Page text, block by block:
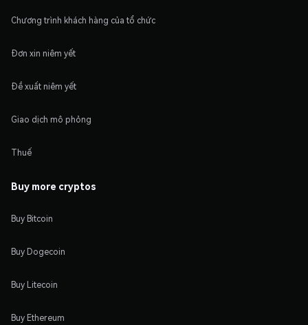
Chương trình khách hàng của tổ chức
Đơn xin niêm yết
Đề xuất niêm yết
Giao dịch mô phỏng
Thuế
Buy more cryptos
Buy Bitcoin
Buy Dogecoin
Buy Litecoin
Buy Ethereum